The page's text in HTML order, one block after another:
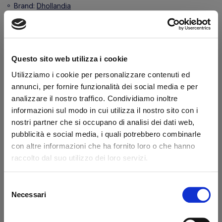
Questo sito web utilizza i cookie
Utilizziamo i cookie per personalizzare contenuti ed
annunci, per fornire funzionalità dei social media e per
analizzare il nostro traffico. Condividiamo inoltre
informazioni sul modo in cui utilizza il nostro sito con i
nostri partner che si occupano di analisi dei dati web,
pubblicità e social media, i quali potrebbero combinarle
con altre informazioni che ha fornito loro o che hanno
raccolto dal suo utilizzo dei loro servizi.
delNecessari
Brand: Dhollandia
Secure transaction
Do you have a VAT number?
Diameter 1 (mm)
35.0
Length (mm)
362
What they say about us